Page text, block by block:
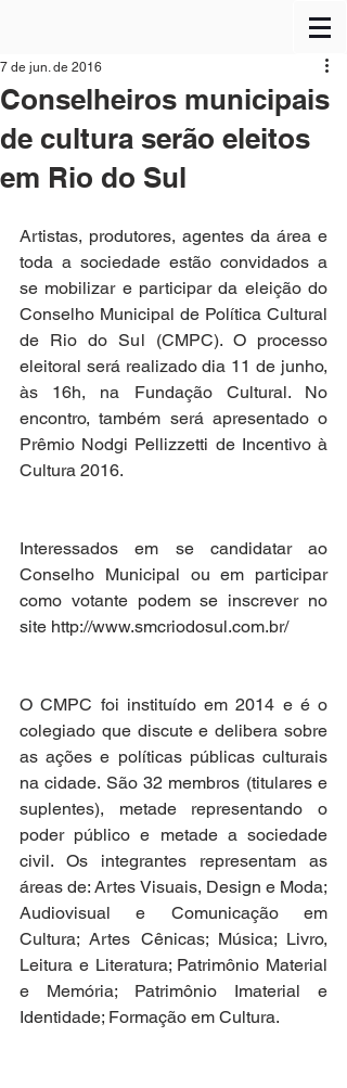
Conselheiros municipais
de cultura serão eleitos
em Rio do Sul
7 de jun. de 2016
Artistas, produtores, agentes da área e
toda a sociedade estão convidados a
se mobilizar e participar da eleição do
Conselho Municipal de Política Cultural
de Rio do Sul (CMPC). O processo
eleitoral será realizado dia 11 de junho,
às 16h, na Fundação Cultural. No
encontro, também será apresentado o
Prêmio Nodgi Pellizzetti de Incentivo à
Cultura 2016.
Interessados em se candidatar ao
Conselho Municipal ou em participar
como votante podem se inscrever no
site http://www.smcriodosul.com.br/
O CMPC foi instituído em 2014 e é o
colegiado que discute e delibera sobre
as ações e políticas públicas culturais
na cidade. São 32 membros (titulares e
suplentes), metade representando o
poder público e metade a sociedade
civil. Os integrantes representam as
áreas de: Artes Visuais, Design e Moda;
Audiovisual e Comunicação em
Cultura; Artes Cênicas; Música; Livro,
Leitura e Literatura; Patrimônio Material
e Memória; Patrimônio Imaterial e
Identidade; Formação em Cultura.